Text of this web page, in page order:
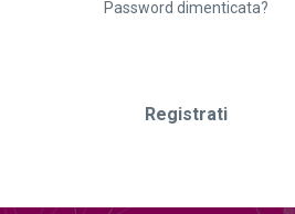
Password dimenticata?
Registrati